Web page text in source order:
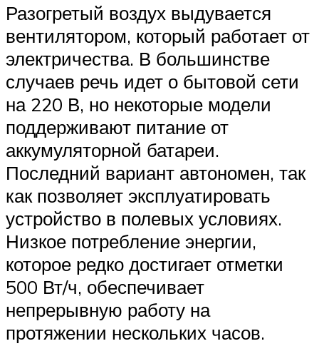
Разогретый воздух выдувается
вентилятором, который работает от
электричества. В большинстве
случаев речь идет о бытовой сети
на 220 В, но некоторые модели
поддерживают питание от
аккумуляторной батареи.
Последний вариант автономен, так
как позволяет эксплуатировать
устройство в полевых условиях.
Низкое потребление энергии,
которое редко достигает отметки
500 Вт/ч, обеспечивает
непрерывную работу на
протяжении нескольких часов.